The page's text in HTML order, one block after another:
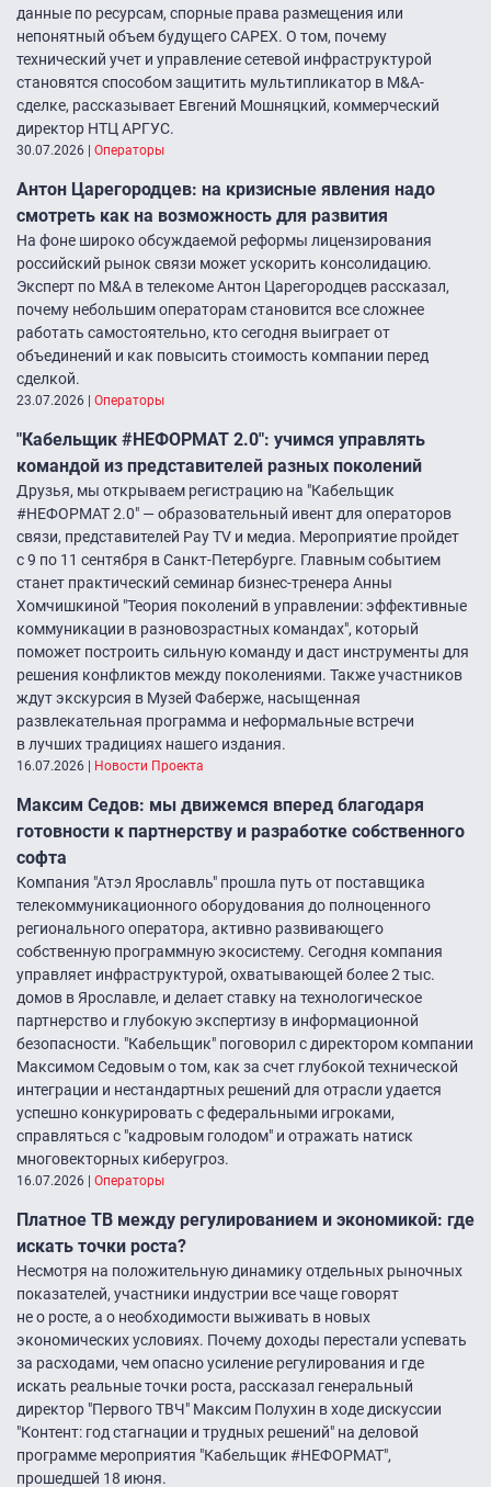
данные по ресурсам, спорные права размещения или
непонятный объем будущего CAPEX. О том, почему
технический учет и управление сетевой инфраструктурой
становятся способом защитить мультипликатор в M&A-
сделке, рассказывает Евгений Мошняцкий, коммерческий
директор НТЦ АРГУС.
30.07.2026 Операторы
Антон Царегородцев: на кризисные явления надо
смотреть как на возможность для развития
На фоне широко обсуждаемой реформы лицензирования
российский рынок связи может ускорить консолидацию.
Эксперт по M&A в телекоме Антон Царегородцев рассказал,
почему небольшим операторам становится все сложнее
работать самостоятельно, кто сегодня выиграет от
объединений и как повысить стоимость компании перед
сделкой.
23.07.2026 Операторы
"Кабельщик #НЕФОРМАТ 2.0″: учимся управлять
командой из представителей разных поколений
Друзья, мы открываем регистрацию на "Кабельщик
#НЕФОРМАТ 2.0″ — образовательный ивент для операторов
связи, представителей Pay TV и медиа. Мероприятие пройдет
с 9 по 11 сентября в Санкт-Петербурге. Главным событием
станет практический семинар бизнес-тренера Анны
Хомчишкиной "Теория поколений в управлении: эффективные
коммуникации в разновозрастных командах", который
поможет построить сильную команду и даст инструменты для
решения конфликтов между поколениями. Также участников
ждут экскурсия в Музей Фаберже, насыщенная
развлекательная программа и неформальные встречи
в лучших традициях нашего издания.
16.07.2026 Новости Проекта
Максим Седов: мы движемся вперед благодаря
готовности к партнерству и разработке собственного
софта
Компания "Атэл Ярославль" прошла путь от поставщика
телекоммуникационного оборудования до полноценного
регионального оператора, активно развивающего
собственную программную экосистему. Сегодня компания
управляет инфраструктурой, охватывающей более 2 тыс.
домов в Ярославле, и делает ставку на технологическое
партнерство и глубокую экспертизу в информационной
безопасности. "Кабельщик" поговорил с директором компании
Максимом Седовым о том, как за счет глубокой технической
интеграции и нестандартных решений для отрасли удается
успешно конкурировать с федеральными игроками,
справляться с "кадровым голодом" и отражать натиск
многовекторных киберугроз.
16.07.2026 Операторы
Платное ТВ между регулированием и экономикой: где
искать точки роста?
Несмотря на положительную динамику отдельных рыночных
показателей, участники индустрии все чаще говорят
не о росте, а о необходимости выживать в новых
экономических условиях. Почему доходы перестали успевать
за расходами, чем опасно усиление регулирования и где
искать реальные точки роста, рассказал генеральный
директор "Первого ТВЧ" Максим Полухин в ходе дискуссии
"Контент: год стагнации и трудных решений" на деловой
программе мероприятия "Кабельщик #НЕФОРМАТ",
прошедшей 18 июня.